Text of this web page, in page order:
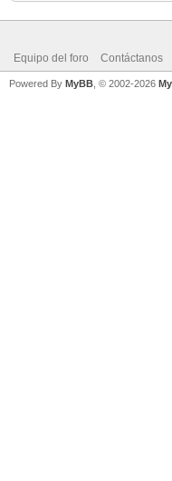
Equipo del foro Contáctanos
Powered By MyBB , © 2002-2026